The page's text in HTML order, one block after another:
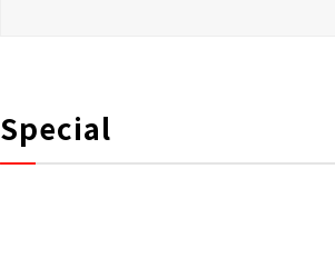
Special